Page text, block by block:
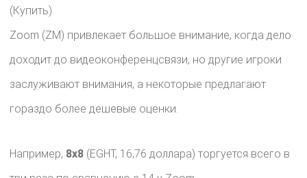
(Купить)
Zoom (ZM) привлекает большое внимание, когда дело
доходит до видеоконференцсвязи, но другие игроки
заслуживают внимания, а некоторые предлагают
гораздо более дешевые оценки.
Например, 8x8 (EGHT, 16,76 доллара) торгуется всего в